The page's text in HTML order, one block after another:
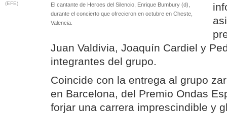
(EFE)
El cantante de Heroes del Silencio, Enrique Bumbury (d),
durante el concierto que ofrecieron en octubre en Cheste,
Valencia.
Juan Valdivia, Joaquín Cardiel y
integrantes del grupo.
Coincide con la entrega al grupo
en Barcelona, del Premio Ondas
forjar una carrera imprescindible y